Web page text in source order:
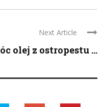
Next Article
olej z ostropestu ...